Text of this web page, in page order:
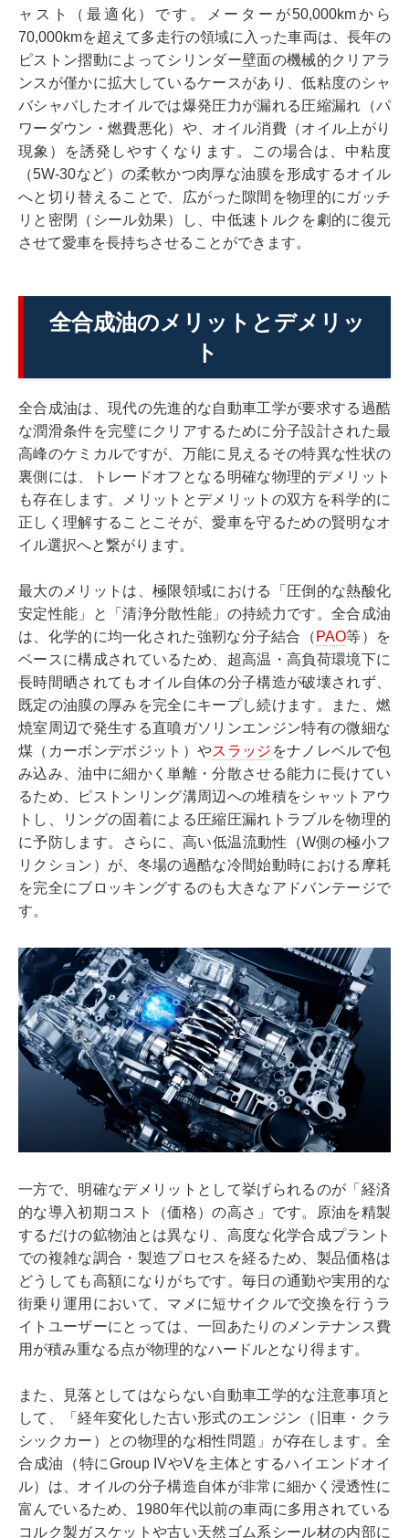
ャスト（最適化）です。メーターが50,000kmから
70,000kmを超えて多走行の領域に入った車両は、長年の
ピストン摺動によってシリンダー壁面の機械的クリアラ
ンスが僅かに拡大しているケースがあり、低粘度のシャ
バシャバしたオイルでは爆発圧力が漏れる圧縮漏れ（パ
ワーダウン・燃費悪化）や、オイル消費（オイル上がり
現象）を誘発しやすくなります。この場合は、中粘度
（5W-30など）の柔軟かつ肉厚な油膜を形成するオイル
へと切り替えることで、広がった隙間を物理的にガッチ
リと密閉（シール効果）し、中低速トルクを劇的に復元
させて愛車を長持ちさせることができます。
全合成油のメリットとデメリッ
ト
全合成油は、現代の先進的な自動車工学が要求する過酷
な潤滑条件を完璧にクリアするために分子設計された最
高峰のケミカルですが、万能に見えるその特異な性状の
裏側には、トレードオフとなる明確な物理的デメリット
も存在します。メリットとデメリットの双方を科学的に
正しく理解することこそが、愛車を守るための賢明なオ
イル選択へと繋がります。
最大のメリットは、極限領域における「圧倒的な熱酸化
安定性能」と「清浄分散性能」の持続力です。全合成油
は、化学的に均一化された強靭な分子結合（ PAO等）を
ベースに構成されているため、超高温・高負荷環境下に
長時間晒されてもオイル自体の分子構造が破壊されず、
既定の油膜の厚みを完全にキープし続けます。また、燃
焼室周辺で発生する直噴ガソリンエンジン特有の微細な
煤（カーボンデポジット）やスラッジ をナノレベルで包
み込み、油中に細かく単離・分散させる能力に長けてい
るため、ピストンリング溝周辺への堆積をシャットアウ
トし、リングの固着による圧縮圧漏れトラブルを物理的
に予防します。さらに、高い低温流動性（W側の極小フ
リクション）が、冬場の過酷な冷間始動時における摩耗
を完全にブロッキングするのも大きなアドバンテージで
す。
一方で、明確なデメリットとして挙げられるのが「経済
的な導入初期コスト（価格）の高さ」です。原油を精製
するだけの鉱物油とは異なり、高度な化学合成プラント
での複雑な調合・製造プロセスを経るため、製品価格は
どうしても高額になりがちです。毎日の通勤や実用的な
街乗り運用において、マメに短サイクルで交換を行うラ
イトユーザーにとっては、一回あたりのメンテナンス費
用が積み重なる点が物理的なハードルとなり得ます。
また、見落としてはならない自動車工学的な注意事項と
して、「経年変化した古い形式のエンジン（旧車・クラ
シックカー）との物理的な相性問題」が存在します。全
合成油（特にGroup IVやVを主体とするハイエンドオイ
ル）は、オイルの分子構造自体が非常に細かく浸透性に
富んでいるため、1980年代以前の車両に多用されている
コルク製ガスケットや古い天然ゴム系シール材の内部に